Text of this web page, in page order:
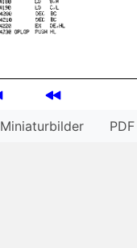
Miniatur­bilder PDF